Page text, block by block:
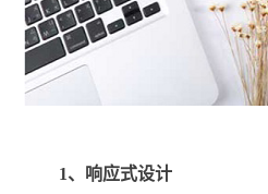
1、响应式设计